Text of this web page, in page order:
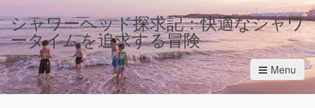
シャワーヘッド探求記：快適なシャワ
ータイムを追求する冒険
新しいシャワーヘッドで至福のシャワータイムを追求しよう！
Menu